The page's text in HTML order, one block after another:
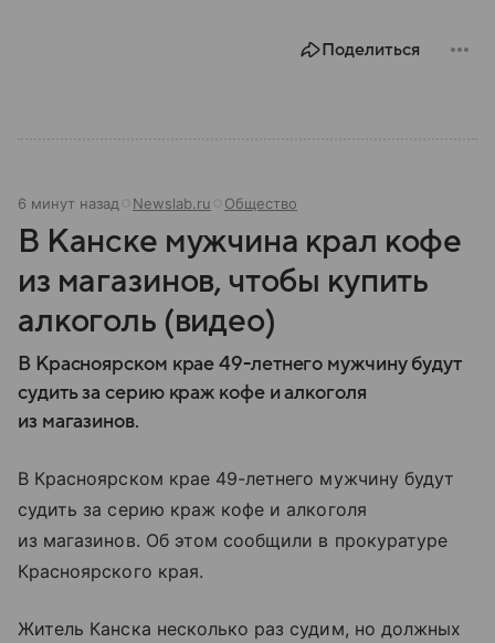
Поделиться
6 минут назад Newslab.ru Общество
В Канске мужчина крал кофе
из магазинов, чтобы купить
алкоголь (видео)
В Красноярском крае 49-летнего мужчину будут
судить за серию краж кофе и алкоголя
из магазинов.
В Красноярском крае 49-летнего мужчину будут
судить за серию краж кофе и алкоголя
из магазинов. Об этом сообщили в прокуратуре
Красноярского края.
Житель Канска несколько раз судим, но должных